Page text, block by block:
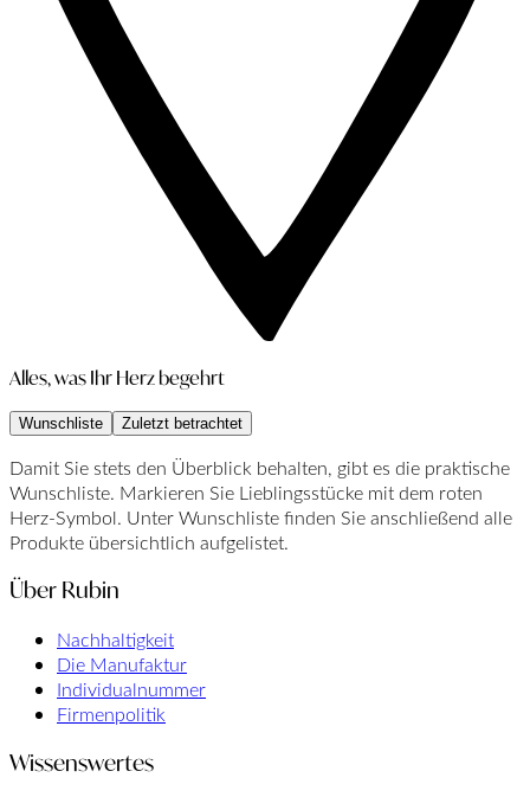
Alles, was Ihr Herz begehrt
Wunschliste Zuletzt betrachtet
Damit Sie stets den Überblick behalten, gibt es die praktische
Wunschliste. Markieren Sie Lieblingsstücke mit dem roten
Herz-Symbol. Unter Wunschliste finden Sie anschließend alle
Produkte übersichtlich aufgelistet.
Über Rubin
Nachhaltigkeit
Die Manufaktur
Individualnummer
Firmenpolitik
Wissenswertes